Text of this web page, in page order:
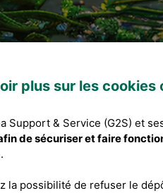
plus sur les
Support & Service (G2S) et
de sécuriser et faire
la possibilité de refuser le